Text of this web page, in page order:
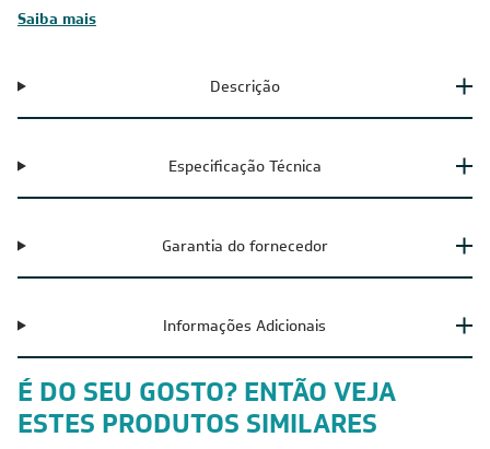
Saiba mais
Descrição
Especificação Técnica
Garantia do fornecedor
Informações Adicionais
É DO SEU GOSTO? ENTÃO VEJA
ESTES PRODUTOS SIMILARES